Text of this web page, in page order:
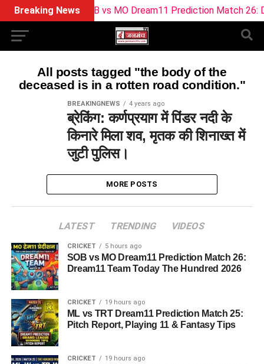
Breaking NewsSOB vs MO Dream11 Prediction Match 26:
All posts tagged "the body of the
deceased is in a rotten road condition."
BREAKINGNEWS 4 years ago
ब्रेकिंग: कर्णप्रयाग में पिंडर नदी के
किनारे मिला शव, मृतक की शिनाख्त में
जुटी पुलिस।
MORE POSTS
LATEST TRENDING VIDEOS
CRICKET 5 hours ago
SOB vs MO Dream11 Prediction Match 26:
Dream11 Team Today The Hundred 2026
CRICKET 19 hours ago
ML vs TRT Dream11 Prediction Match 25:
Pitch Report, Playing 11 & Fantasy Tips
CRICKET 19 hours ago